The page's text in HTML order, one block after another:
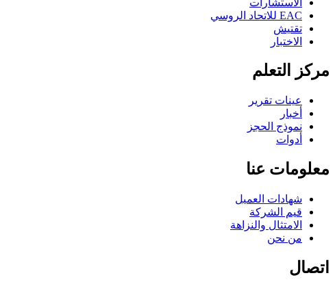
EAC للاتحاد الروسي
تقتيش
الاختبار
مركز التعلم
عينات تقرير
أخبار
نموذج الحجز
أدوات
معلومات عنا
شهادات العميل
قيم الشركة
الامتثال والنزاهة
من نحن
اتصال